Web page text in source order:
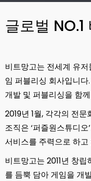
글로벌
비트망고는 전세계 유
임 퍼블리싱 회사입니다
개발 및 퍼블리싱을 함
2019년 1월, 각각의 전
조직은 ‘퍼즐원스튜디
서비스를 주력으로 하고
비트망고는 2011년 창
를 듬뿍 담아 게임을 개